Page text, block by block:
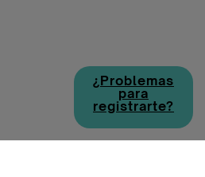
¿Problemas
para
registrarte?